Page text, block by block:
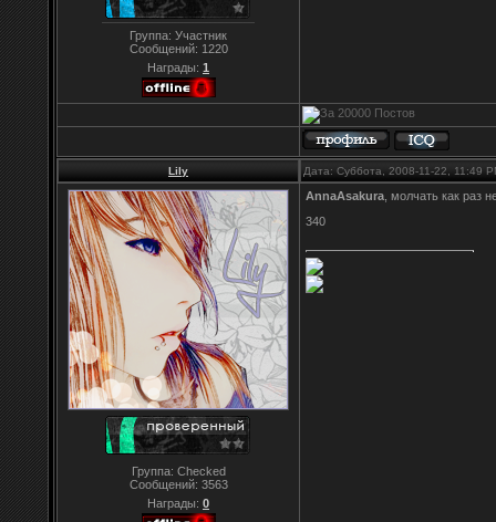
Группа: Участник
Сообщений: 1220
Награды: 1
Lily Дата: Суббота, 2008-11-22, 11:49
Группа: Checked
Сообщений: 3563
Награды: 0
AnnaAsakura , молчать как раз
340